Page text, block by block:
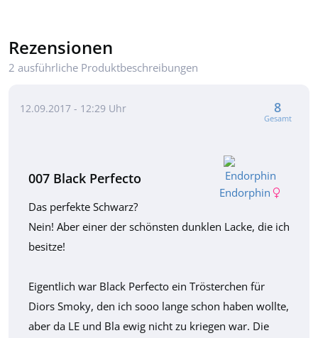
Rezensionen
2 ausführliche Produktbeschreibungen
12.09.2017 - 12:29 Uhr 8
Gesamt
Endorphin
007 Black Perfecto
Das perfekte Schwarz?
Nein! Aber einer der schönsten dunklen Lacke, die ich
besitze!
Eigentlich war Black Perfecto ein Trösterchen für
Diors Smoky, den ich sooo lange schon haben wollte,
aber da LE und Bla ewig nicht zu kriegen war. Die